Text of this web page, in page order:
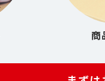
商